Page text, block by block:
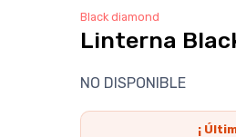
Black diamond
Linterna
NO DISPONIBLE
¡